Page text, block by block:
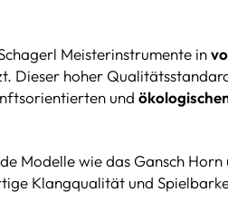
Meisterinstrumente in
Dieser hoher
und
Modelle wie das Gansch Horn
Klangqualität und